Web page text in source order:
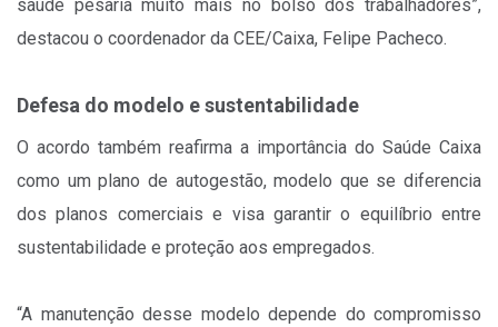
saúde pesaria muito mais no bolso dos trabalhadores”,
destacou o coordenador da CEE/Caixa, Felipe Pacheco.
Defesa do modelo e sustentabilidade
O acordo também reafirma a importância do Saúde Caixa
como um plano de autogestão, modelo que se diferencia
dos planos comerciais e visa garantir o equilíbrio entre
sustentabilidade e proteção aos empregados.
“A manutenção desse modelo depende do compromisso